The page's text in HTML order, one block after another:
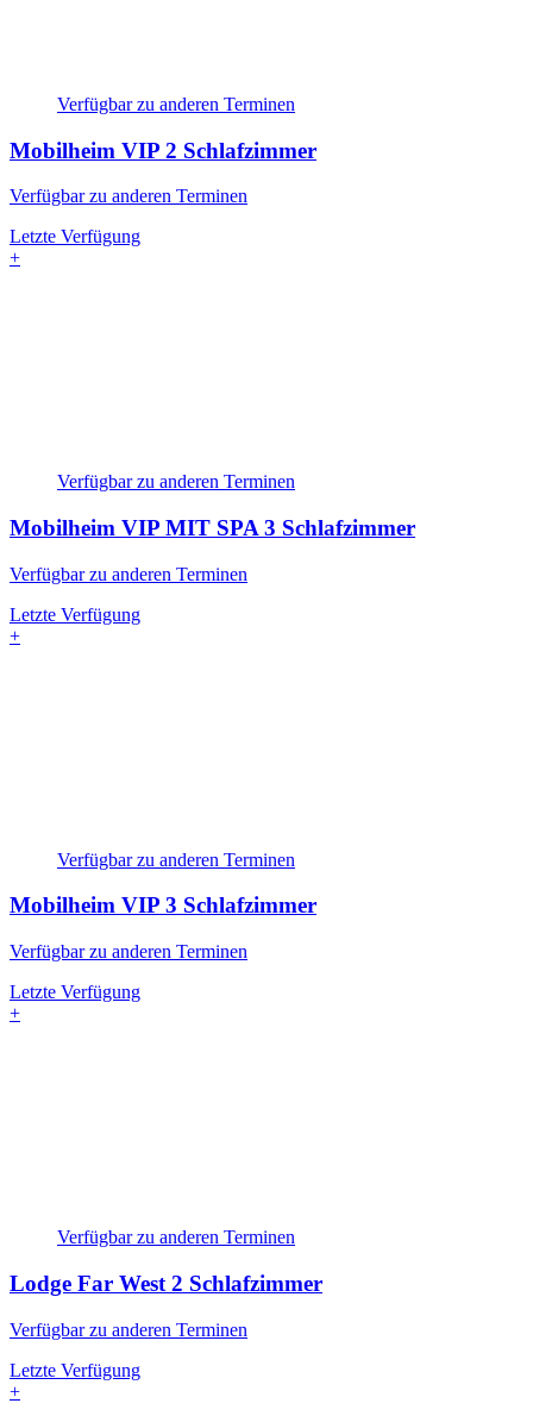
Verfügbar zu anderen Terminen
Mobilheim VIP 2 Schlafzimmer
Verfügbar zu anderen Terminen
Letzte Verfügung
+
Verfügbar zu anderen Terminen
Mobilheim VIP MIT SPA 3 Schlafzimmer
Verfügbar zu anderen Terminen
Letzte Verfügung
+
Verfügbar zu anderen Terminen
Mobilheim VIP 3 Schlafzimmer
Verfügbar zu anderen Terminen
Letzte Verfügung
+
Verfügbar zu anderen Terminen
Lodge Far West 2 Schlafzimmer
Verfügbar zu anderen Terminen
Letzte Verfügung
+